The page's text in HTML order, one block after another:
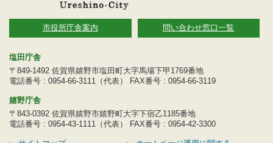
市役所庁舎案内 問い合わせ窓口一覧
塩田庁舎
〒849-1492 佐賀県嬉野市塩田町大字馬場下甲1769番地
電話番号 : 0954-66-3111（代表） FAX番号 : 0954-66-3119
嬉野庁舎
〒843-0392 佐賀県嬉野市嬉野町大字下宿乙1185番地
電話番号 : 0954-43-1111（代表） FAX番号 : 0954-42-3300